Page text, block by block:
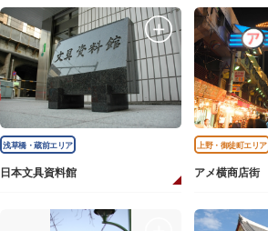
浅草橋・蔵前エリア
日本文具資料館
上野・御徒町エリア
アメ横商店街